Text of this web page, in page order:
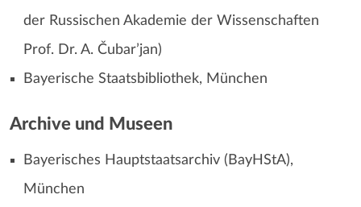
der Russischen Akademie der Wissenschaften
Prof. Dr. A. Čubar’jan)
Bayerische Staatsbibliothek, München
Archive und Museen
Bayerisches Hauptstaatsarchiv (BayHStA),
München